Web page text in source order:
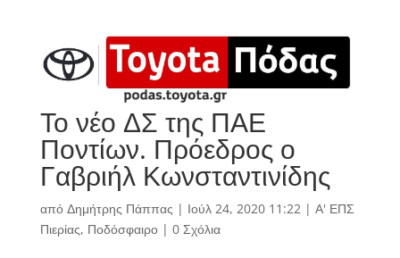
Το νέο ΔΣ της ΠΑΕ
Ποντίων. Πρόεδρος ο
Γαβριήλ Κωνσταντινίδης
από Δημήτρης Πάππας | Ιούλ 24, 2020 11:22| Α' ΕΠΣ
Πιερίας, Ποδόσφαιρο| 0 Σχόλια